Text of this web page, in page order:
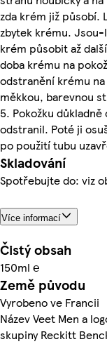
zda krém již působí.
zbytek krému.
krém působit až
doba krému na
odstranění krému
měkkou, barevnou
5. Pokožku
odstranil. Poté ji
po použití tubu
Skladování
Spotřebujte do: viz
Více informací
Čistý obsah
150ml ℮
Země původu
Vyrobeno ve Francii
Název Veet Men a
skupiny Reckitt